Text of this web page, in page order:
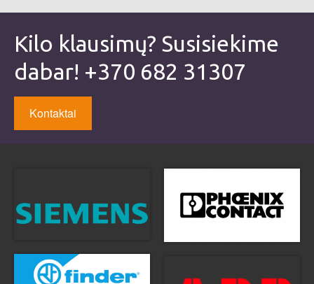
Kilo klausimų? Susisiekime
dabar! +370 682 31307
Kontaktai